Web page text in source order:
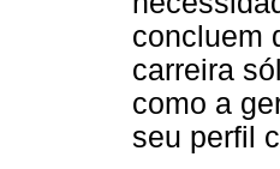
concluem
carreira
como a
seu perfil